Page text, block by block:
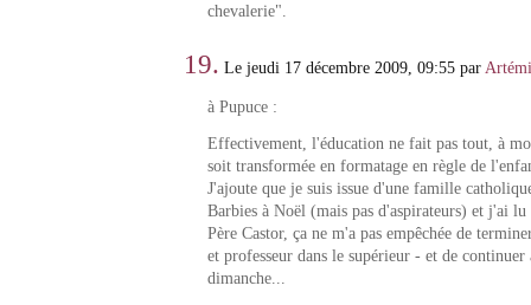
chevalerie".
19. Le jeudi 17 décembre 2009, 09:55 par
à Pupuce :
Effectivement, l'éducation ne fait pas tout, à
soit transformée en formatage en règle de
J'ajoute que je suis issue d'une famille
Barbies à Noël (mais pas d'aspirateurs) et j'ai
Père Castor, ça ne m'a pas empêchée de
et professeur dans le supérieur - et de continuer
dimanche...